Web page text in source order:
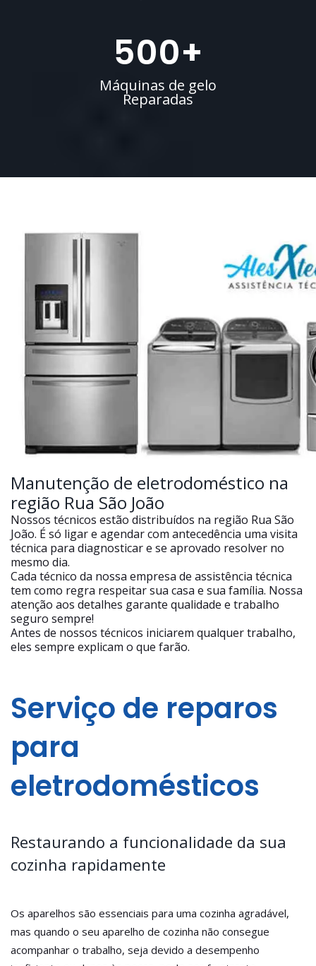
500+
Máquinas de gelo
Reparadas
Manutenção de eletrodoméstico na
região Rua São João
Nossos técnicos estão distribuídos na região Rua São
João. É só ligar e agendar com antecedência uma visita
técnica para diagnosticar e se aprovado resolver no
mesmo dia.
Cada técnico da nossa empresa de assistência técnica
tem como regra respeitar sua casa e sua família. Nossa
atenção aos detalhes garante qualidade e trabalho
seguro sempre!
Antes de nossos técnicos iniciarem qualquer trabalho,
eles sempre explicam o que farão.
Serviço de reparos
para
eletrodomésticos
Restaurando a funcionalidade da sua
cozinha rapidamente
Os aparelhos são essenciais para uma cozinha agradável,
mas quando o seu aparelho de cozinha não consegue
acompanhar o trabalho, seja devido a desempenho